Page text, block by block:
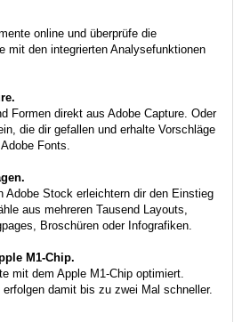
online und überprüfe die
mit den integrierten Analysefunktionen
Formen direkt aus Adobe Capture. Oder
die dir gefallen und erhalte Vorschläge
Fonts.
Adobe Stock erleichtern dir den Einstieg
aus mehreren Tausend Layouts,
Broschüren oder Infografiken.
M1-Chip.
mit dem Apple M1-Chip optimiert.
damit bis zu zwei Mal schneller.